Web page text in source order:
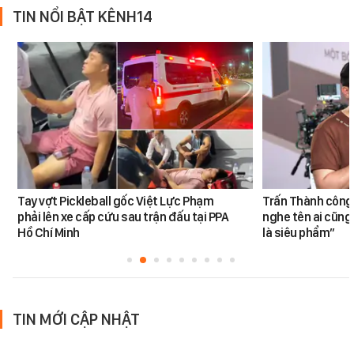
TIN NỔI BẬT KÊNH14
Tay vợt Pickleball gốc Việt Lực Phạm
phải lên xe cấp cứu sau trận đấu tại PPA
Hồ Chí Minh
Trấn Thành
nghe tên ai
là siêu phẩm”
TIN MỚI CẬP NHẬT